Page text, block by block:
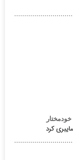
کرد